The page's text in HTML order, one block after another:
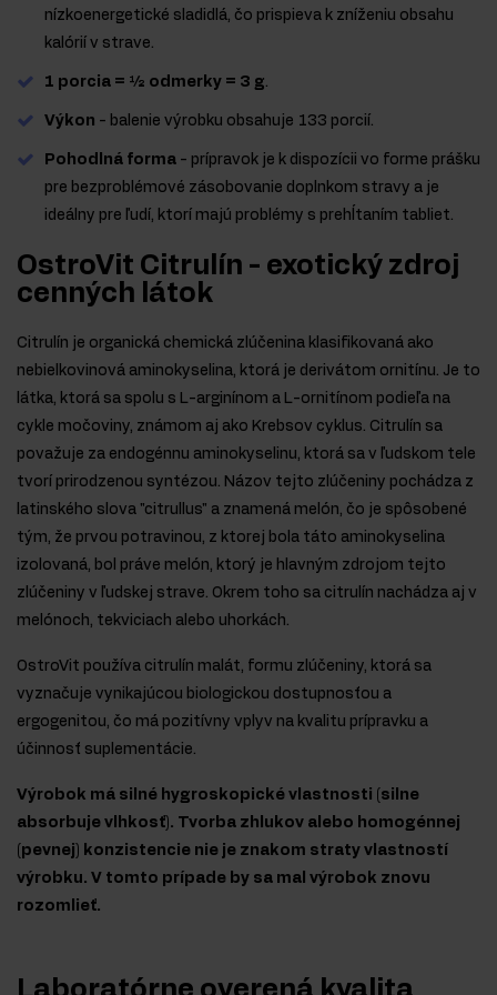
nízkoenergetické sladidlá, čo prispieva k zníženiu obsahu
kalórií v strave.
1 porcia = ½ odmerky = 3 g.
Výkon - balenie výrobku obsahuje 133 porcií.
Pohodlná forma - prípravok je k dispozícii vo forme prášku
pre bezproblémové zásobovanie doplnkom stravy a je
ideálny pre ľudí, ktorí majú problémy s prehĺtaním tabliet.
OstroVit Citrulín - exotický zdroj
cenných látok
Citrulín je organická chemická zlúčenina klasifikovaná ako
nebielkovinová aminokyselina, ktorá je derivátom ornitínu. Je to
látka, ktorá sa spolu s L-arginínom a L-ornitínom podieľa na
cykle močoviny, známom aj ako Krebsov cyklus. Citrulín sa
považuje za endogénnu aminokyselinu, ktorá sa v ľudskom tele
tvorí prirodzenou syntézou. Názov tejto zlúčeniny pochádza z
latinského slova "citrullus" a znamená melón, čo je spôsobené
tým, že prvou potravinou, z ktorej bola táto aminokyselina
izolovaná, bol práve melón, ktorý je hlavným zdrojom tejto
zlúčeniny v ľudskej strave. Okrem toho sa citrulín nachádza aj v
melónoch, tekviciach alebo uhorkách.
OstroVit používa citrulín malát, formu zlúčeniny, ktorá sa
vyznačuje vynikajúcou biologickou dostupnosťou a
ergogenitou, čo má pozitívny vplyv na kvalitu prípravku a
účinnosť suplementácie.
Výrobok má silné hygroskopické vlastnosti (silne
absorbuje vlhkosť). Tvorba zhlukov alebo homogénnej
(pevnej) konzistencie nie je znakom straty vlastností
výrobku. V tomto prípade by sa mal výrobok znovu
rozomlieť.